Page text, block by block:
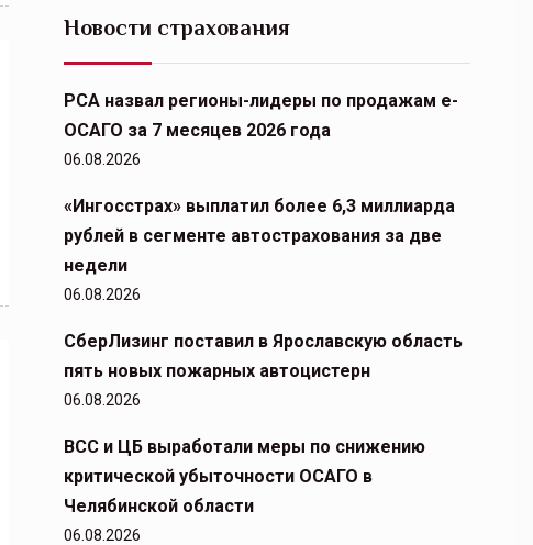
Новости страхования
РСА назвал регионы-лидеры по продажам е-
ОСАГО за 7 месяцев 2026 года
06.08.2026
«Ингосстрах» выплатил более 6,3 миллиарда
рублей в сегменте автострахования за две
недели
06.08.2026
СберЛизинг поставил в Ярославскую область
пять новых пожарных автоцистерн
06.08.2026
ВСС и ЦБ выработали меры по снижению
критической убыточности ОСАГО в
Челябинской области
06.08.2026